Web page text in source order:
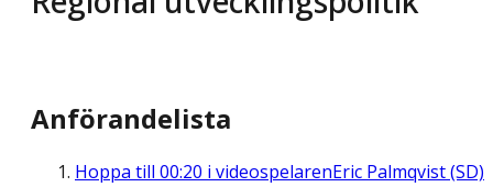
Anförandelista
Hoppa till 00:20 i videospelarenEric Palmqvist (SD)